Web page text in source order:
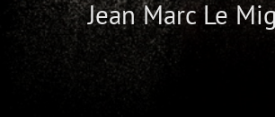
Jean Marc Le